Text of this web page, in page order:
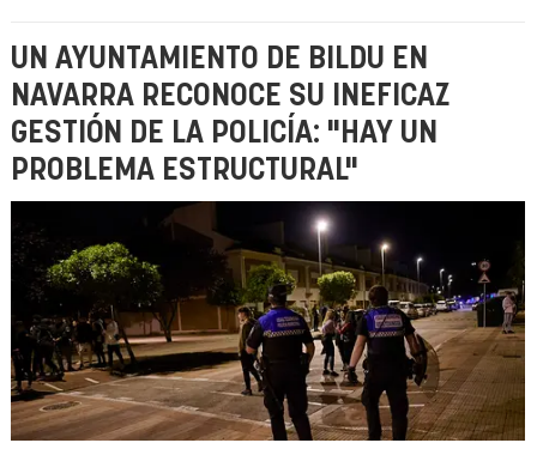
UN AYUNTAMIENTO DE BILDU EN
NAVARRA RECONOCE SU INEFICAZ
GESTIÓN DE LA POLICÍA: "HAY UN
PROBLEMA ESTRUCTURAL"